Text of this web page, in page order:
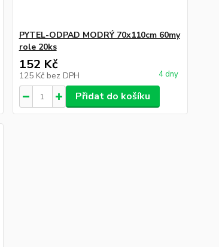
PYTEL-ODPAD MODRÝ 70x110cm 60my
role 20ks
152 Kč
125 Kč bez DPH 4 dny
Přidat do košíku